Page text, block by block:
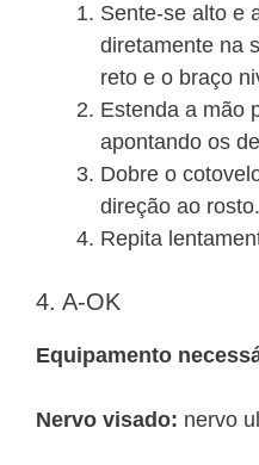
Sente-se alto e
diretamente na
reto e o braço
Estenda a mão
apontando os
Dobre o
direção ao rosto.
Repita
4. A-OK
Equipamento
Nervo visado: nervo